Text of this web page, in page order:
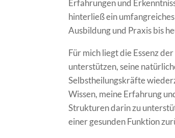
Erfahrungen und
hinterließ ein
Ausbildung und Praxis bis
Für mich liegt die Essenz
unterstützen, seine
Selbstheilungskräfte
Wissen, meine Erfahrung
Strukturen darin zu
einer gesunden Funktion